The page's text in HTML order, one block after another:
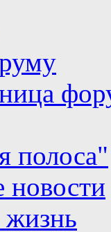
полоса"
новости
жизнь